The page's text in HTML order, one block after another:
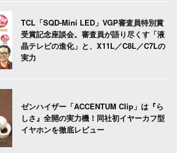
TCL「SQD-Mini LED」VGP審査員特別賞
受賞記念座談会。審査員が語り尽くす「液
晶テレビの進化」と、X11L／C8L／C7Lの
実力
ゼンハイザー「ACCENTUM Clip」は『ら
しさ』全開の実力機！同社初イヤーカフ型
イヤホンを徹底レビュー